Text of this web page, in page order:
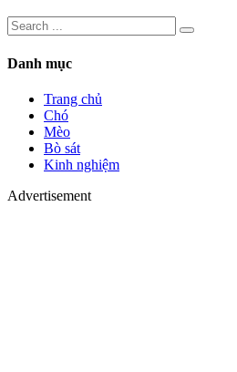
Danh mục
Trang chủ
Chó
Mèo
Bò sát
Kinh nghiệm
Advertisement